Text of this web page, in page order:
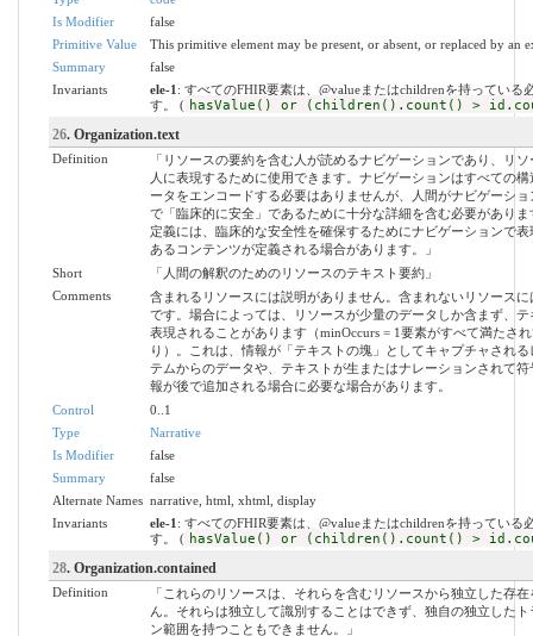
Is Modifier
false
Primitive Value
This primitive element may be present, or absent, or replaced by an
Summary
false
Invariants
ele-1 : すべてのFHIR要素は、@valueまたはchildrenを持っている
す。 ( hasValue() or (children().count() >
26. Organization.text
Definition
「リソースの要約を含む人が読めるナビゲーションであり、リ
人に表現するために使用できます。ナビゲーションはすべての
ータをエンコードする必要はありませんが、人間がナビゲーショ
で「臨床的に安全」であるために十分な詳細を含む必要がありま
定義には、臨床的な安全性を確保するためにナビゲーションで表
あるコンテンツが定義される場合があります。」
Short
「人間の解釈のためのリソースのテキスト要約」
Comments
含まれるリソースには説明がありません。含まれないリソースに
です。場合によっては、リソースが少量のデータしか含まず、テ
表現されることがあります（minOccurs = 1要素がすべて満たさ
り）。これは、情報が「テキストの塊」としてキャプチャされ
テムからのデータや、テキストが生またはナレーションされて符
報が後で追加される場合に必要な場合があります。
Control
0..1
Type
Narrative
Is Modifier
false
Summary
false
Alternate Names narrative, html, xhtml, display
Invariants
ele-1 : すべてのFHIR要素は、@valueまたはchildrenを持っている
す。 ( hasValue() or (children().count() >
28. Organization.contained
Definition
「これらのリソースは、それらを含むリソースから独立した存
ん。それらは独立して識別することはできず、独自の独立したト
ン範囲を持つこともできません。」